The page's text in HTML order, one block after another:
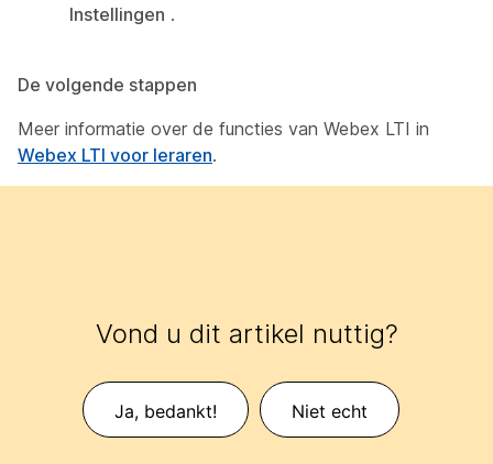
Instellingen .
De volgende stappen
Meer informatie over de functies van Webex LTI in
Webex LTI voor leraren.
Vond u dit artikel nuttig?
Ja, bedankt! Niet echt